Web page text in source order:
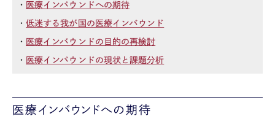
・ 医療インバウンドへの期待
・低迷する我が国の医療インバウンド
・ 医療インバウンドの目的の再検討
・ 医療インバウンドの現状と課題分析
医療インバウンドへの期待